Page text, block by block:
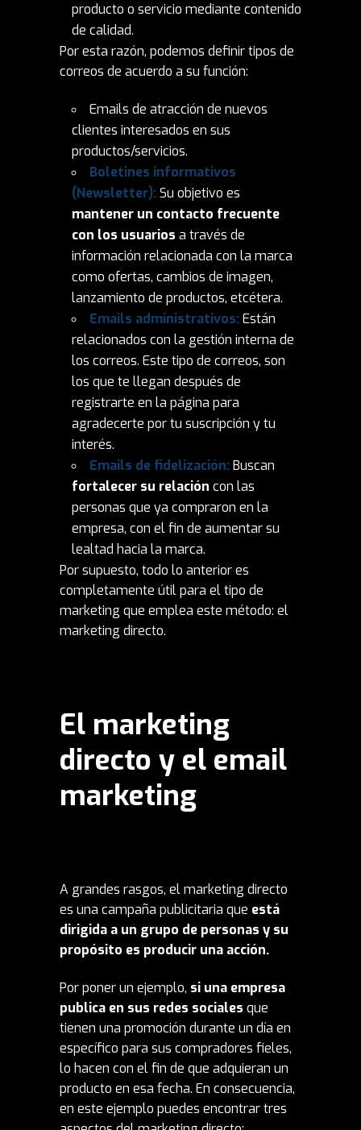
producto o servicio mediante contenido
de calidad.
Por esta razón, podemos definir tipos de
correos de acuerdo a su función:
Emails de atracción de nuevos
clientes interesados en sus
productos/servicios.
Boletines informativos
(Newsletter):Su objetivo es
mantener un contacto frecuente
con los usuarios a través de
información relacionada con la marca
como ofertas, cambios de imagen,
lanzamiento de productos, etcétera.
Emails administrativos:Están
relacionados con la gestión interna de
los correos. Este tipo de correos, son
los que te llegan después de
registrarte en la página para
agradecerte por tu suscripción y tu
interés.
Emails de fidelización:Buscan
fortalecer su relación con las
personas que ya compraron en la
empresa, con el fin de aumentar su
lealtad hacia la marca.
Por supuesto, todo lo anterior es
completamente útil para el tipo de
marketing que emplea este método: el
marketing directo.
El marketing
directo y el email
marketing
A grandes rasgos, el marketing directo
es una campaña publicitaria que está
dirigida a un grupo de personas y su
propósito es producir una acción.
Por poner un ejemplo, si una empresa
publica en sus redes sociales que
tienen una promoción durante un día en
específico para sus compradores fieles,
lo hacen con el fin de que adquieran un
producto en esa fecha. En consecuencia,
en este ejemplo puedes encontrar tres